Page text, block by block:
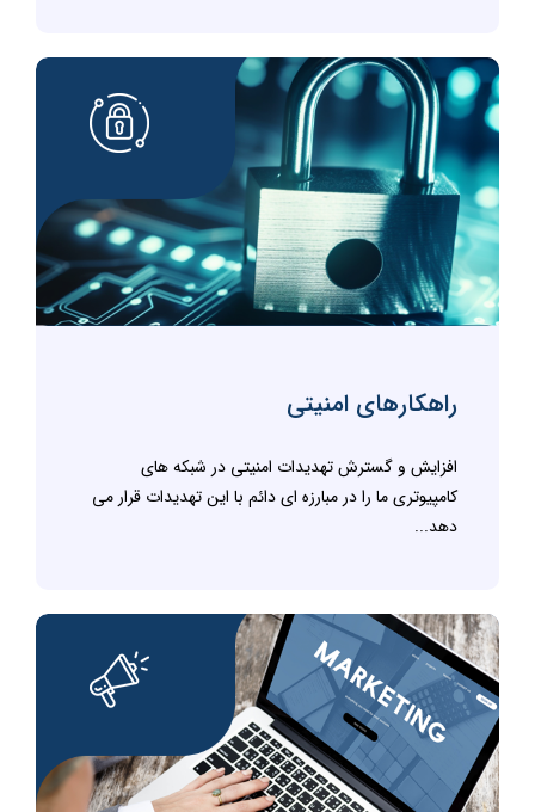
راهکارهای امنیتی
افزایش و گسترش تهدیدات امنیتی در شبکه های
کامپیوتری ما را در مبارزه ای دائم با این تهدیدات قرار می
دهد...